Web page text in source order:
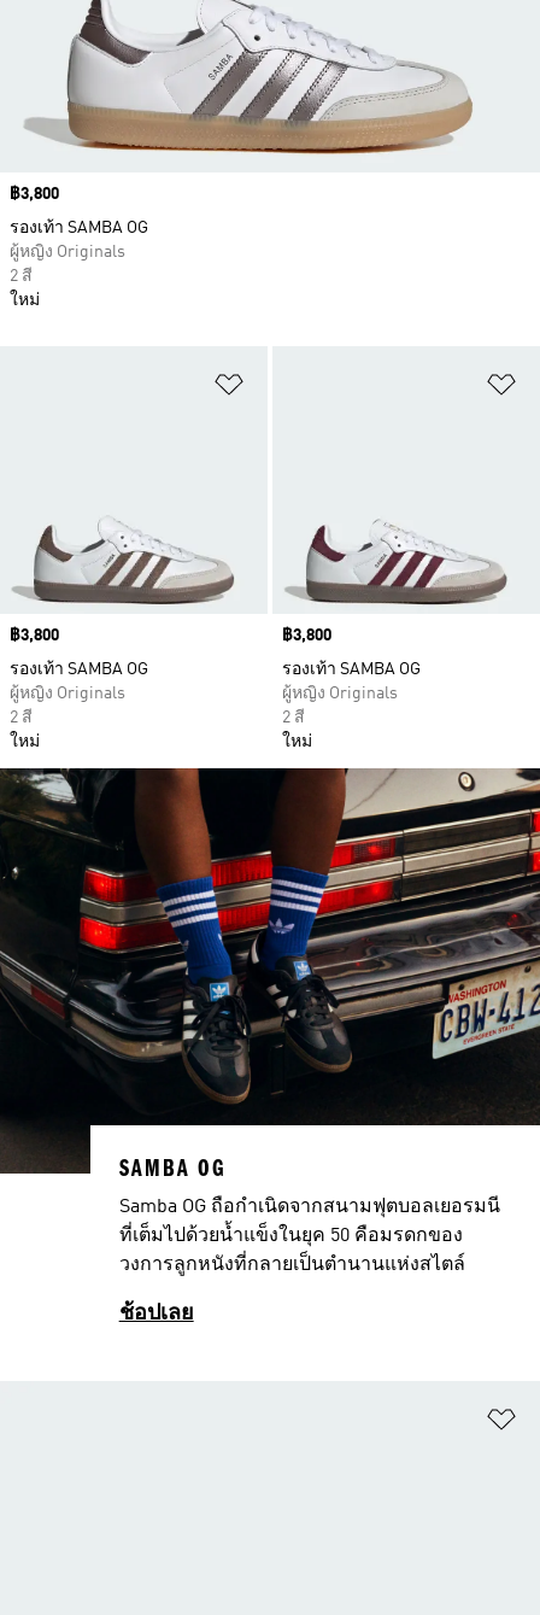
Price
฿3,800
รองเท้า SAMBA OG
ผู้หญิง Originals
2 สี
ใหม่
Price
฿3,800
รองเท้า SAMBA OG
ผู้หญิง Originals
2 สี
ใหม่
Price
฿3,800
รองเท้า SAMBA OG
ผู้หญิง Originals
2 สี
ใหม่
SAMBA OG
Samba OG ถือกำเนิดจากสนามฟุตบอลเยอรมนี
ที่เต็มไปด้วยน้ำแข็งในยุค 50 คือมรดกของ
วงการลูกหนังที่กลายเป็นตำนานแห่งสไตล์
ช้อปเลย